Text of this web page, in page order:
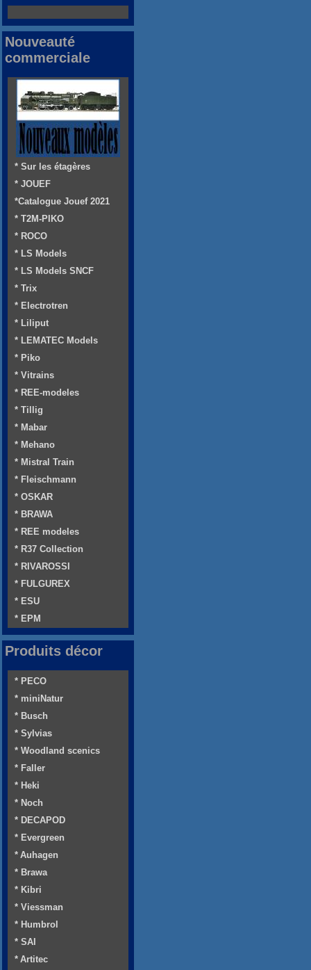
Nouveauté
commerciale
* Sur les étagères
* JOUEF
*Catalogue Jouef 2021
* T2M-PIKO
* ROCO
* LS Models
* LS Models SNCF
* Trix
* Electrotren
* Liliput
* LEMATEC Models
* Piko
* Vitrains
* REE-modeles
* Tillig
* Mabar
* Mehano
* Mistral Train
* Fleischmann
* OSKAR
* BRAWA
* REE modeles
* R37 Collection
* RIVAROSSI
* FULGUREX
* ESU
* EPM
Produits décor
* PECO
* miniNatur
* Busch
* Sylvias
* Woodland scenics
* Faller
* Heki
* Noch
* DECAPOD
* Evergreen
* Auhagen
* Brawa
* Kibri
* Viessman
* Humbrol
* SAI
* Artitec